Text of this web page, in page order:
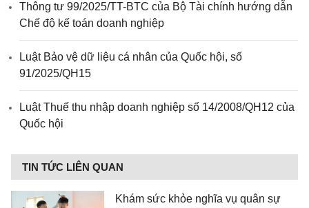
Thông tư 99/2025/TT-BTC của Bộ Tài chính hướng dẫn
Chế độ kế toán doanh nghiệp
Luật Bảo vệ dữ liệu cá nhân của Quốc hội, số
91/2025/QH15
Luật Thuế thu nhập doanh nghiệp số 14/2008/QH12 của
Quốc hội
TIN TỨC LIÊN QUAN
Khám sức khỏe nghĩa vụ quân sự